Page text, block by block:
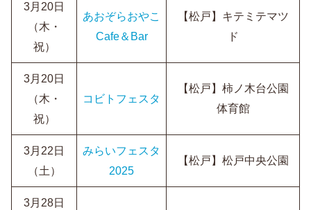
3月20日
（木・
祝）
あおぞらおやこ
Cafe＆Bar
【松戸】キテミテマツ
ド
3月20日
（木・
祝）
コビトフェスタ
【松戸】柿ノ木台公園
体育館
3月22日
（土）
みらいフェスタ
2025
【松戸】松戸中央公園
3月28日